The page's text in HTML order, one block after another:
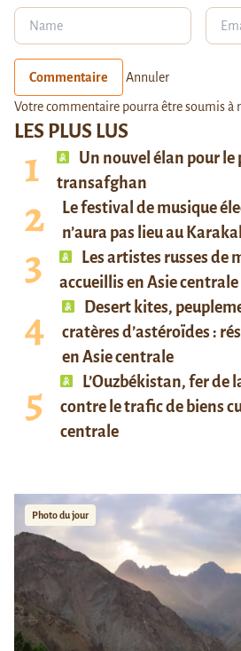
LES PLUS LUS
Un nouvel élan pour
transafghan
Le festival de musique
n’aura pas lieu au
Les artistes russes de
accueillis en Asie centrale
Desert kites,
cratères d’astéroïdes :
en Asie centrale
L’Ouzbékistan, fer de
contre le trafic de biens
centrale
Photo du jour
Commentaire Annuler
Votre commentaire pourra être soumis à